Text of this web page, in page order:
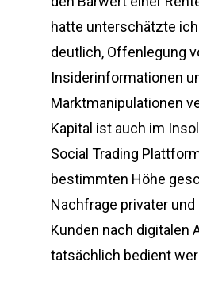
hatte unterschätzte
deutlich, Offenlegung
Insiderinformationen
Marktmanipulationen
Kapital ist auch im
Social Trading
bestimmten Höhe
Nachfrage privater
Kunden nach digitalen
tatsächlich bedient